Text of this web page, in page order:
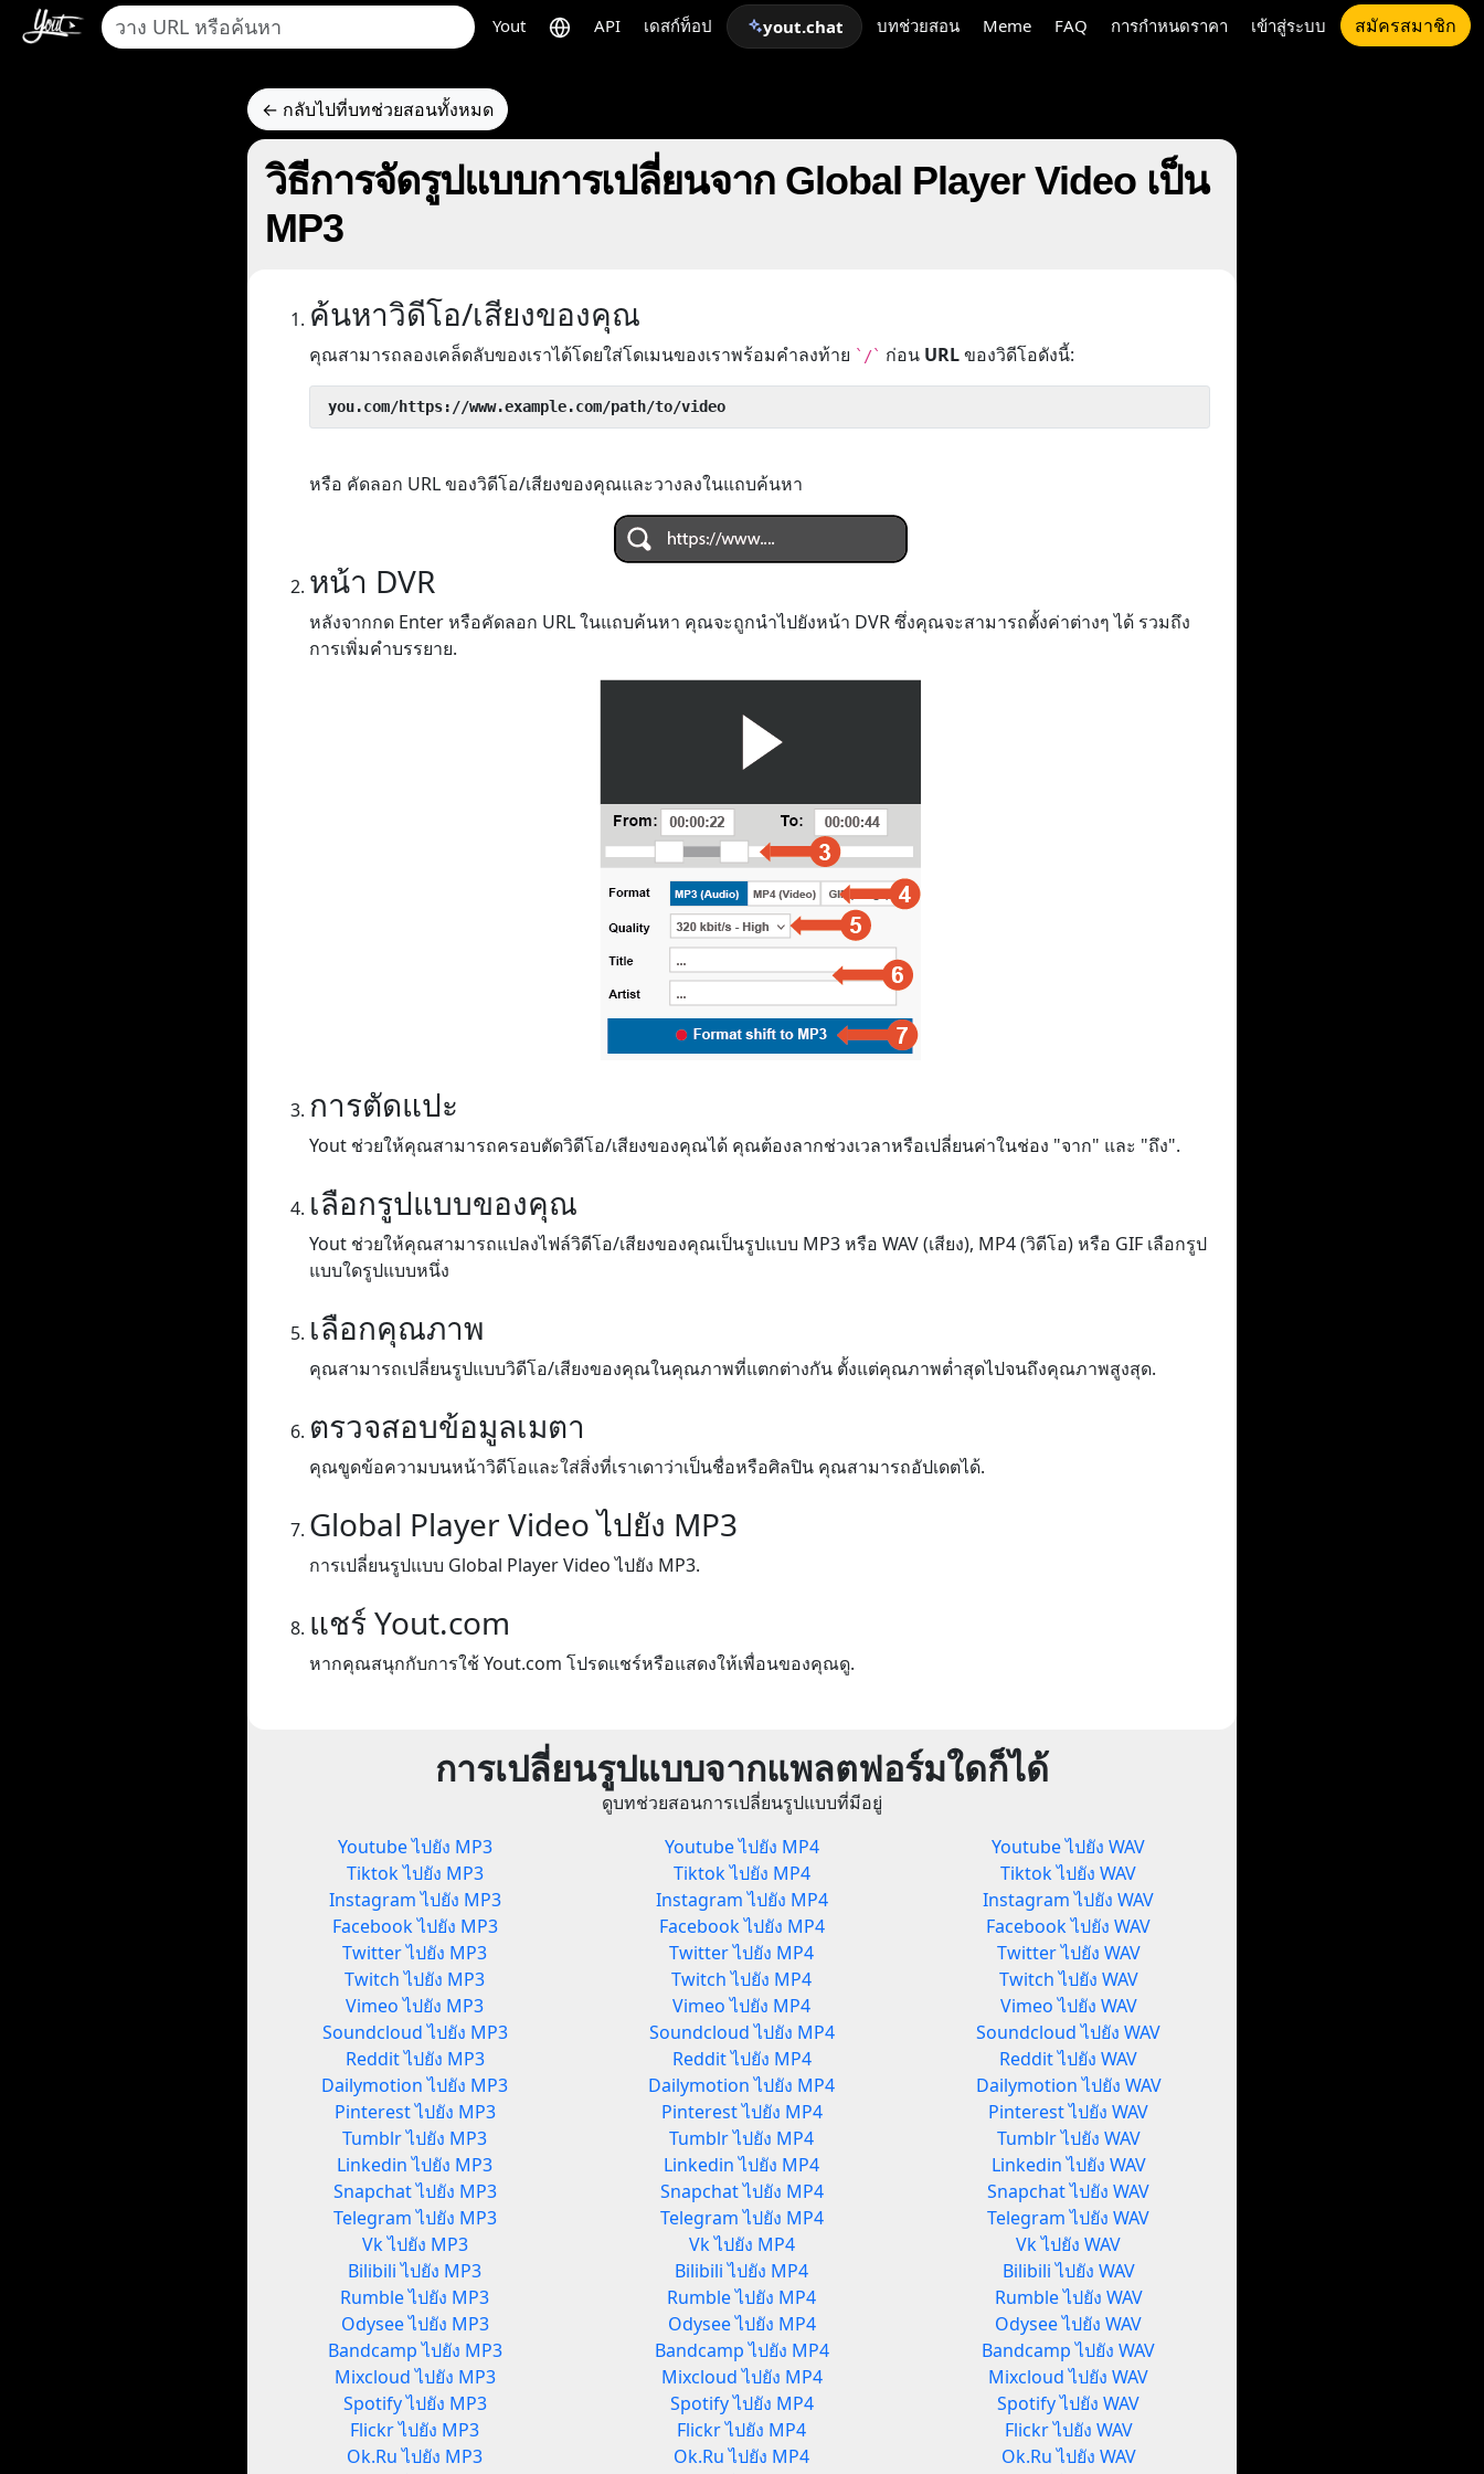
Yout API เดสก์ท็อป yout.chat บทช่วยสอน Meme FAQ การกำหนดราคา เข้าสู่ระบบ สมัครสมาชิก
← กลับไปที่บทช่วยสอนทั้งหมด
วิธีการจัดรูปแบบการเปลี่ยนจาก Global Player Video เป็น
MP3
ค้นหาวิดีโอ/เสียงของคุณ
คุณสามารถลองเคล็ดลับของเราได้โดยใส่โดเมนของเราพร้อมคำลงท้าย `/` ก่อน URLของวิดีโอดังนี้:
you.com/https://www.example.com/path/to/video
หรือ คัดลอก URL ของวิดีโอ/เสียงของคุณและวางลงในแถบค้นหา
หน้า DVR
หลังจากกด Enter หรือคัดลอก URL ในแถบค้นหา คุณจะถูกนำไปยังหน้า DVR ซึ่งคุณจะสามารถตั้งค่าต่างๆ ได้ รวมถึง
การเพิ่มคำบรรยาย.
การตัดแปะ
Yout ช่วยให้คุณสามารถครอบตัดวิดีโอ/เสียงของคุณได้ คุณต้องลากช่วงเวลาหรือเปลี่ยนค่าในช่อง "จาก" และ "ถึง".
เลือกรูปแบบของคุณ
Yout ช่วยให้คุณสามารถแปลงไฟล์วิดีโอ/เสียงของคุณเป็นรูปแบบ MP3 หรือ WAV (เสียง), MP4 (วิดีโอ) หรือ GIF เลือกรูป
แบบใดรูปแบบหนึ่ง
เลือกคุณภาพ
คุณสามารถเปลี่ยนรูปแบบวิดีโอ/เสียงของคุณในคุณภาพที่แตกต่างกัน ตั้งแต่คุณภาพต่ำสุดไปจนถึงคุณภาพสูงสุด.
ตรวจสอบข้อมูลเมตา
คุณขูดข้อความบนหน้าวิดีโอและใส่สิ่งที่เราเดาว่าเป็นชื่อหรือศิลปิน คุณสามารถอัปเดตได้.
Global Player Video ไปยัง MP3
การเปลี่ยนรูปแบบ Global Player Video ไปยัง MP3.
แชร์ Yout.com
หากคุณสนุกกับการใช้ Yout.com โปรดแชร์หรือแสดงให้เพื่อนของคุณดู.
การเปลี่ยนรูปแบบจากแพลตฟอร์มใดก็ได้
ดูบทช่วยสอนการเปลี่ยนรูปแบบที่มีอยู่
Youtube ไปยัง MP3
Tiktok ไปยัง MP3
Instagram ไปยัง MP3
Facebook ไปยัง MP3
Twitter ไปยัง MP3
Twitch ไปยัง MP3
Vimeo ไปยัง MP3
Soundcloud ไปยัง MP3
Reddit ไปยัง MP3
Dailymotion ไปยัง MP3
Pinterest ไปยัง MP3
Tumblr ไปยัง MP3
Linkedin ไปยัง MP3
Snapchat ไปยัง MP3
Telegram ไปยัง MP3
Vk ไปยัง MP3
Bilibili ไปยัง MP3
Rumble ไปยัง MP3
Odysee ไปยัง MP3
Bandcamp ไปยัง MP3
Mixcloud ไปยัง MP3
Spotify ไปยัง MP3
Flickr ไปยัง MP3
Ok.Ru ไปยัง MP3
Youtube ไปยัง MP4
Tiktok ไปยัง MP4
Instagram ไปยัง MP4
Facebook ไปยัง MP4
Twitter ไปยัง MP4
Twitch ไปยัง MP4
Vimeo ไปยัง MP4
Soundcloud ไปยัง MP4
Reddit ไปยัง MP4
Dailymotion ไปยัง MP4
Pinterest ไปยัง MP4
Tumblr ไปยัง MP4
Linkedin ไปยัง MP4
Snapchat ไปยัง MP4
Telegram ไปยัง MP4
Vk ไปยัง MP4
Bilibili ไปยัง MP4
Rumble ไปยัง MP4
Odysee ไปยัง MP4
Bandcamp ไปยัง MP4
Mixcloud ไปยัง MP4
Spotify ไปยัง MP4
Flickr ไปยัง MP4
Ok.Ru ไปยัง MP4
Youtube ไปยัง WAV
Tiktok ไปยัง WAV
Instagram ไปยัง WAV
Facebook ไปยัง WAV
Twitter ไปยัง WAV
Twitch ไปยัง WAV
Vimeo ไปยัง WAV
Soundcloud ไปยัง WAV
Reddit ไปยัง WAV
Dailymotion ไปยัง WAV
Pinterest ไปยัง WAV
Tumblr ไปยัง WAV
Linkedin ไปยัง WAV
Snapchat ไปยัง WAV
Telegram ไปยัง WAV
Vk ไปยัง WAV
Bilibili ไปยัง WAV
Rumble ไปยัง WAV
Odysee ไปยัง WAV
Bandcamp ไปยัง WAV
Mixcloud ไปยัง WAV
Spotify ไปยัง WAV
Flickr ไปยัง WAV
Ok.Ru ไปยัง WAV